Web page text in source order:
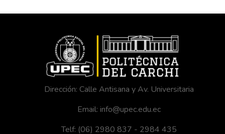
Dirección: Calle Antisana y Av. Universitaria
Email: info@upec.edu.ec
Telf: (06) 2980 837 - 2984 435